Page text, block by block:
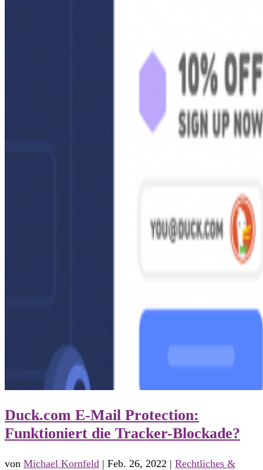
Duck.com E-Mail Protection:
Funktioniert die Tracker-Blockade?
von Michael Kornfeld | Feb. 26, 2022 | Rechtliches &